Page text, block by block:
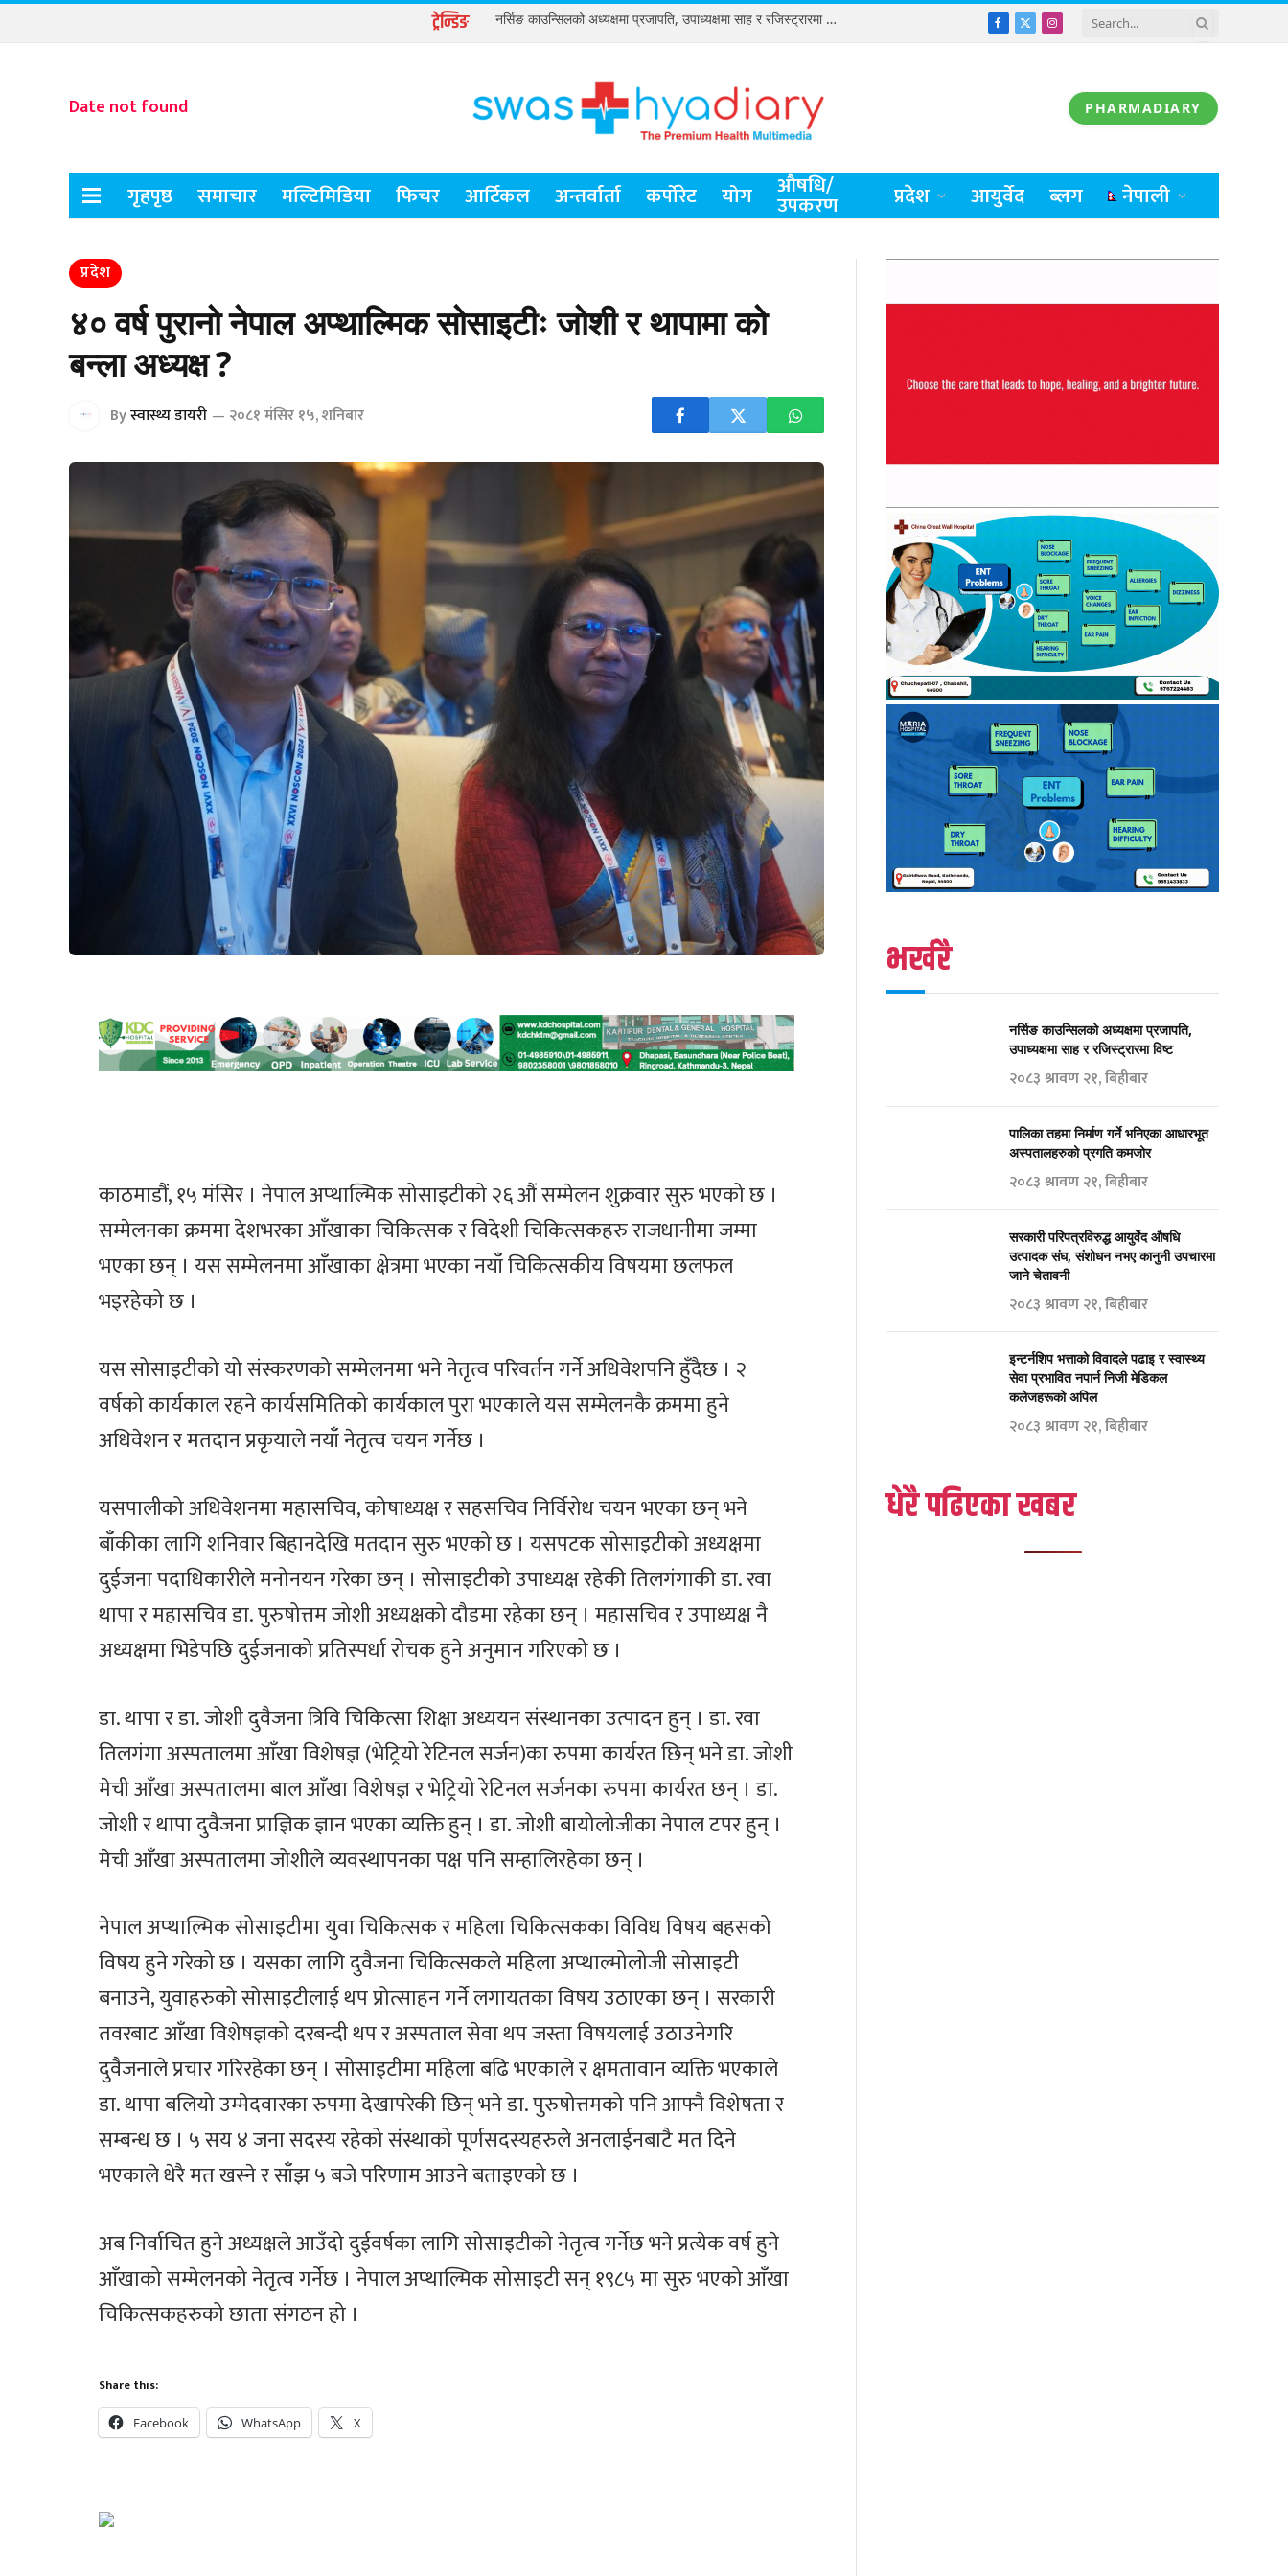
ट्रेन्डिङ नर्सिङ काउन्सिलको अध्यक्षमा प्रजापति, उपाध्यक्षमा साह र रजिस्ट्रारमा विष्ट
Facebook
X
Instagram
Date not found PHARMADIARY
गृहपृष्ठ समाचार मल्टिमिडिया फिचर आर्टिकल अन्तर्वार्ता कर्पोरेट योग औषधि/
उपकरण प्रदेश आयुर्वेद ब्लग नेपाली
प्रदेश
४० वर्ष पुरानो नेपाल अप्थाल्मिक सोसाइटीः जोशी र थापामा को
बन्ला अध्यक्ष ?
Byस्वास्थ्य डायरी २०८१ मंसिर १५, शनिबार
काठमाडौं, १५ मंसिर । नेपाल अप्थाल्मिक सोसाइटीको २६ औं सम्मेलन शुक्रवार सुरु भएको छ ।
सम्मेलनका क्रममा देशभरका आँखाका चिकित्सक र विदेशी चिकित्सकहरु राजधानीमा जम्मा
भएका छन् । यस सम्मेलनमा आँखाका क्षेत्रमा भएका नयाँ चिकित्सकीय विषयमा छलफल
भइरहेको छ ।
यस सोसाइटीको यो संस्करणको सम्मेलनमा भने नेतृत्व परिवर्तन गर्ने अधिवेशपनि हुँदैछ । २
वर्षको कार्यकाल रहने कार्यसमितिको कार्यकाल पुरा भएकाले यस सम्मेलनकै क्रममा हुने
अधिवेशन र मतदान प्रकृयाले नयाँ नेतृत्व चयन गर्नेछ ।
यसपालीको अधिवेशनमा महासचिव, कोषाध्यक्ष र सहसचिव निर्विरोध चयन भएका छन् भने
बाँकीका लागि शनिवार बिहानदेखि मतदान सुरु भएको छ । यसपटक सोसाइटीको अध्यक्षमा
दुईजना पदाधिकारीले मनोनयन गरेका छन् । सोसाइटीको उपाध्यक्ष रहेकी तिलगंगाकी डा. रवा
थापा र महासचिव डा. पुरुषोत्तम जोशी अध्यक्षको दौडमा रहेका छन् । महासचिव र उपाध्यक्ष नै
अध्यक्षमा भिडेपछि दुईजनाको प्रतिस्पर्धा रोचक हुने अनुमान गरिएको छ ।
डा. थापा र डा. जोशी दुवैजना त्रिवि चिकित्सा शिक्षा अध्ययन संस्थानका उत्पादन हुन् । डा. रवा
तिलगंगा अस्पतालमा आँखा विशेषज्ञ (भेट्रियो रेटिनल सर्जन)का रुपमा कार्यरत छिन् भने डा. जोशी
मेची आँखा अस्पतालमा बाल आँखा विशेषज्ञ र भेट्रियो रेटिनल सर्जनका रुपमा कार्यरत छन् । डा.
जोशी र थापा दुवैजना प्राज्ञिक ज्ञान भएका व्यक्ति हुन् । डा. जोशी बायोलोजीका नेपाल टपर हुन् ।
मेची आँखा अस्पतालमा जोशीले व्यवस्थापनका पक्ष पनि सम्हालिरहेका छन् ।
नेपाल अप्थाल्मिक सोसाइटीमा युवा चिकित्सक र महिला चिकित्सकका विविध विषय बहसको
विषय हुने गरेको छ । यसका लागि दुवैजना चिकित्सकले महिला अप्थाल्मोलोजी सोसाइटी
बनाउने, युवाहरुको सोसाइटीलाई थप प्रोत्साहन गर्ने लगायतका विषय उठाएका छन् । सरकारी
तवरबाट आँखा विशेषज्ञको दरबन्दी थप र अस्पताल सेवा थप जस्ता विषयलाई उठाउनेगरि
दुवैजनाले प्रचार गरिरहेका छन् । सोसाइटीमा महिला बढि भएकाले र क्षमतावान व्यक्ति भएकाले
डा. थापा बलियो उम्मेदवारका रुपमा देखापरेकी छिन् भने डा. पुरुषोत्तमको पनि आफ्नै विशेषता र
सम्बन्ध छ । ५ सय ४ जना सदस्य रहेको संस्थाको पूर्णसदस्यहरुले अनलाईनबाटै मत दिने
भएकाले धेरै मत खस्ने र साँझ ५ बजे परिणाम आउने बताइएको छ ।
अब निर्वाचित हुने अध्यक्षले आउँदो दुईवर्षका लागि सोसाइटीको नेतृत्व गर्नेछ भने प्रत्येक वर्ष हुने
आँखाको सम्मेलनको नेतृत्व गर्नेछ । नेपाल अप्थाल्मिक सोसाइटी सन् १९८५ मा सुरु भएको आँखा
चिकित्सकहरुको छाता संगठन हो ।
Share this:
Facebook WhatsApp X
भर्खरै
नर्सिङ काउन्सिलको अध्यक्षमा प्रजापति,
उपाध्यक्षमा साह र रजिस्ट्रारमा विष्ट
२०८३ श्रावण २१, बिहीबार
पालिका तहमा निर्माण गर्ने भनिएका आधारभूत
अस्पतालहरुको प्रगति कमजोर
२०८३ श्रावण २१, बिहीबार
सरकारी परिपत्रविरुद्ध आयुर्वेद औषधि
उत्पादक संघ, संशोधन नभए कानुनी उपचारमा
जाने चेतावनी
२०८३ श्रावण २१, बिहीबार
इन्टर्नशिप भत्ताको विवादले पढाइ र स्वास्थ्य
सेवा प्रभावित नपार्न निजी मेडिकल
कलेजहरूको अपिल
२०८३ श्रावण २१, बिहीबार
धेरै पढिएका खबर